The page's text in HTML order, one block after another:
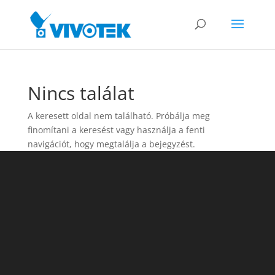
Nincs találat
A keresett oldal nem található. Próbálja meg
finomítani a keresést vagy használja a fenti
navigációt, hogy megtalálja a bejegyzést.